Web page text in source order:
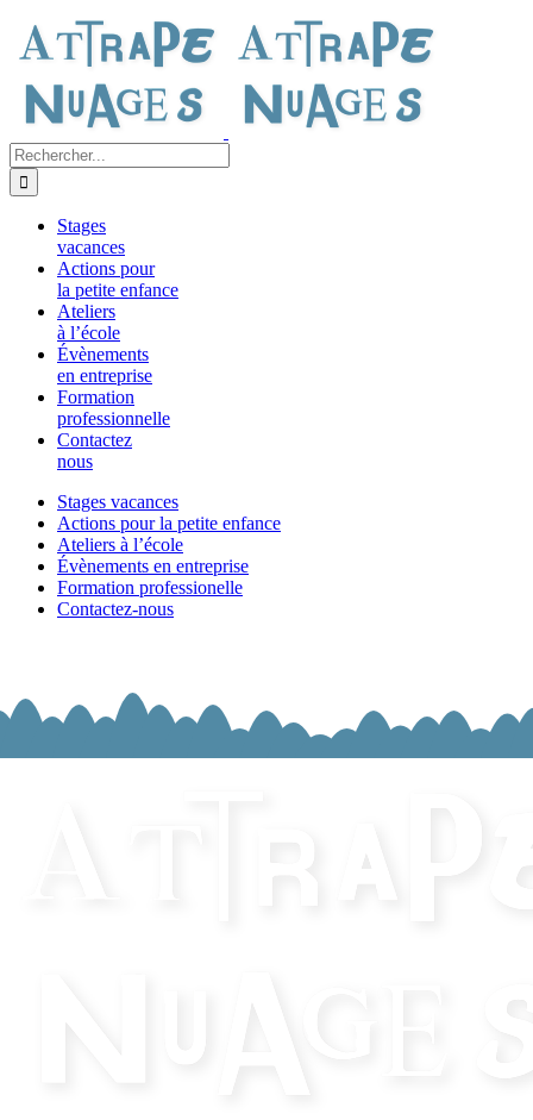
contenu
Rechercher:
Stages
vacances
Actions pour
la petite enfance
Ateliers
à l’école
Évènements
en entreprise
Formation
professionnelle
Contactez
nous
Stages vacances
Actions pour la petite enfance
Ateliers à l’école
Évènements en entreprise
Formation professionelle
Contactez-nous